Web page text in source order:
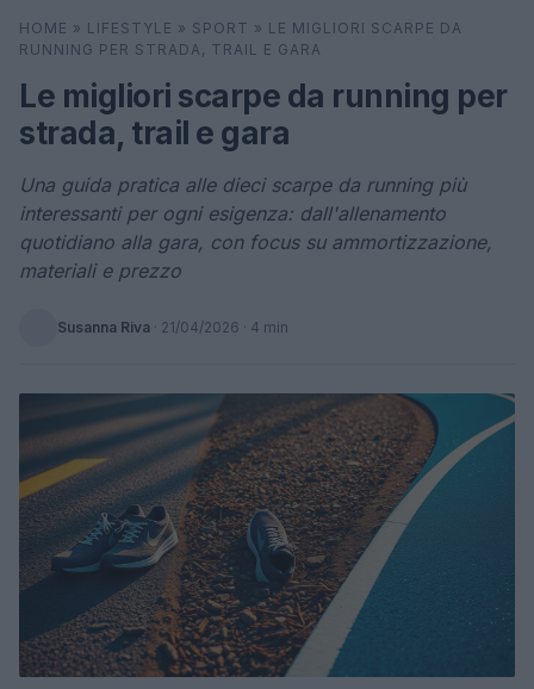
Cerca ⌕
HOME » LIFESTYLE » SPORT » LE MIGLIORI SCARPE DA
RUNNING PER STRADA, TRAIL E GARA
Le migliori scarpe da running per
strada, trail e gara
Una guida pratica alle dieci scarpe da running più
interessanti per ogni esigenza: dall'allenamento
quotidiano alla gara, con focus su ammortizzazione,
materiali e prezzo
Susanna Riva · 21/04/2026 · 4 min